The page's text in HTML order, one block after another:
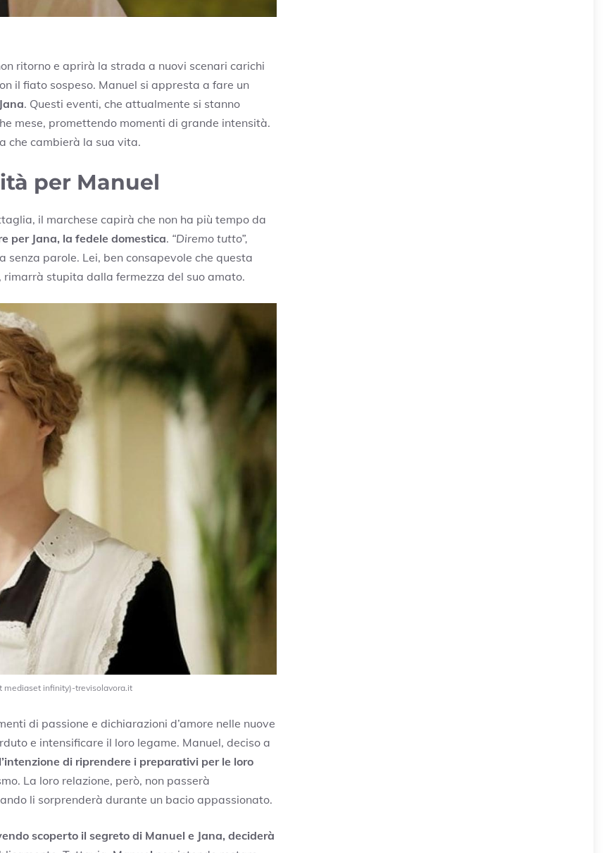
ritorno e aprirà la strada a nuovi scenari carichi
il fiato sospeso. Manuel si appresta a fare un
. Questi eventi, che attualmente si stanno
mese, promettendo momenti di grande intensità.
che cambierà la sua vita.
per Manuel
il marchese capirà che non ha più tempo da
per Jana, la fedele domestica. “Diremo tutto”,
senza parole. Lei, ben consapevole che questa
, rimarrà stupita dalla fermezza del suo amato.
mediaset infinity)-trevisolavora.it
di passione e dichiarazioni d’amore nelle nuove
e intensificare il loro legame. Manuel, deciso a
di riprendere i preparativi per le loro
La loro relazione, però, non passerà
li sorprenderà durante un bacio appassionato.
scoperto il segreto di Manuel e Jana, deciderà